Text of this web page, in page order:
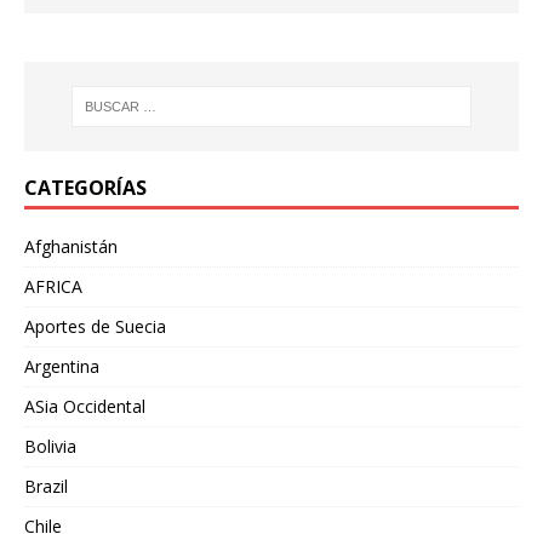
CATEGORÍAS
Afghanistán
AFRICA
Aportes de Suecia
Argentina
ASia Occidental
Bolivia
Brazil
Chile